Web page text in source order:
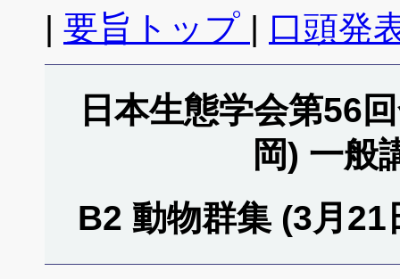
| 要旨トップ | 口頭発
日本生態学会第56
岡) 一
B2 動物群集 (3月